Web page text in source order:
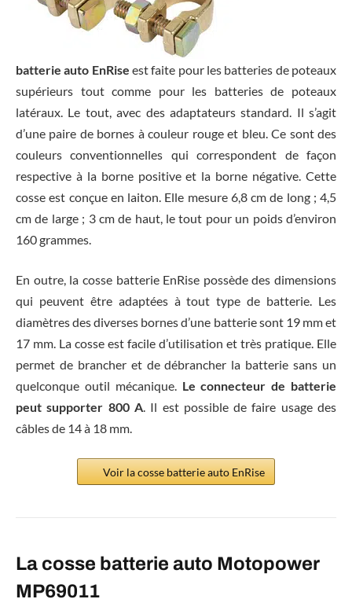
batterie auto EnRise est faite pour les batteries de poteaux
supérieurs tout comme pour les batteries de poteaux
latéraux. Le tout, avec des adaptateurs standard. Il s’agit
d’une paire de bornes à couleur rouge et bleu. Ce sont des
couleurs conventionnelles qui correspondent de façon
respective à la borne positive et la borne négative. Cette
cosse est conçue en laiton. Elle mesure 6,8 cm de long ; 4,5
cm de large ; 3 cm de haut, le tout pour un poids d’environ
160 grammes.
En outre, la cosse batterie EnRise possède des dimensions
qui peuvent être adaptées à tout type de batterie. Les
diamètres des diverses bornes d’une batterie sont 19 mm et
17 mm. La cosse est facile d’utilisation et très pratique. Elle
permet de brancher et de débrancher la batterie sans un
quelconque outil mécanique. Le connecteur de batterie
peut supporter 800 A. Il est possible de faire usage des
câbles de 14 à 18 mm.
Voir la cosse batterie auto EnRise
La cosse batterie auto Motopower
MP69011